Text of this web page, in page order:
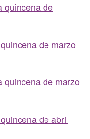
quincena de
de marzo
quincena de marzo
de abril